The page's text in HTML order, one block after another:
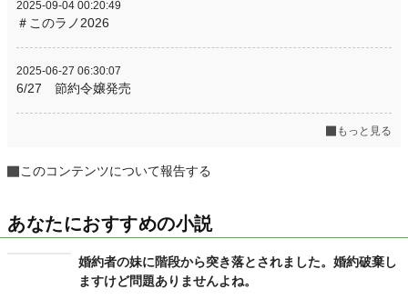
2025-09-04 00:20:49
＃このラノ2026
2025-06-27 06:30:07
6/27 節約令嬢発売
もっと見る
このコンテンツについて報告する
あなたにおすすめの小説
婚約者の妹に階段から突き落とされました。婚約破棄し
ますけど問題ありませんよね。